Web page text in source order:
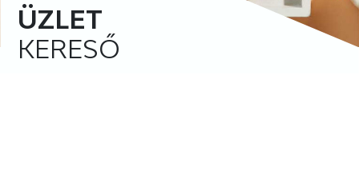
ÜZLET
KERESŐ